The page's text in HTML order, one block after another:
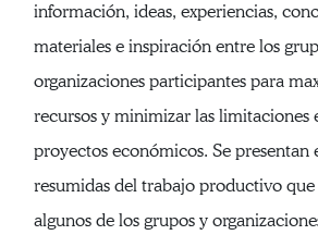
información, ideas, experiencias,
materiales e inspiración entre los
organizaciones participantes para
recursos y minimizar las limitaciones
proyectos económicos. Se presentan
resumidas del trabajo productivo que
algunos de los grupos y